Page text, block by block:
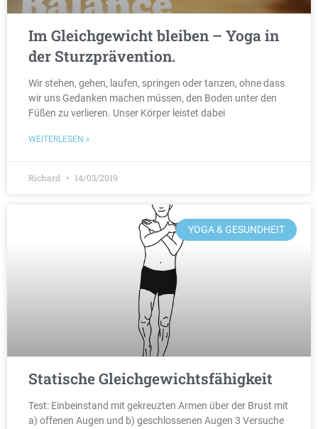
Im Gleichgewicht bleiben – Yoga in
der Sturzprävention.
Wir stehen, gehen, laufen, springen oder tanzen, ohne dass
wir uns Gedanken machen müssen, den Boden unter den
Füßen zu verlieren. Unser Körper leistet dabei
WEITERLESEN »
Richard 14/03/2019
YOGA & GESUNDHEIT
Statische Gleichgewichtsfähigkeit
Test: Einbeinstand mit gekreuzten Armen über der Brust mit
a) offenen Augen und b) geschlossenen Augen 3 Versuche